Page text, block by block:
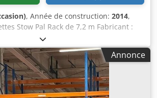
, Année de construction: 2014,
Stow Pal Rack de 7,2 m Fabricant :
Pal Rack Longueur du rayonnage :
des échelles : env. 6000 mm
: env. 1100 mm Type d’échelle :
utile de travée : 3600 mm Nombre de
de niveaux : 4 (6 lisses + emplacement
: PNB 0436 Poids max. palette : 1000
Annonce